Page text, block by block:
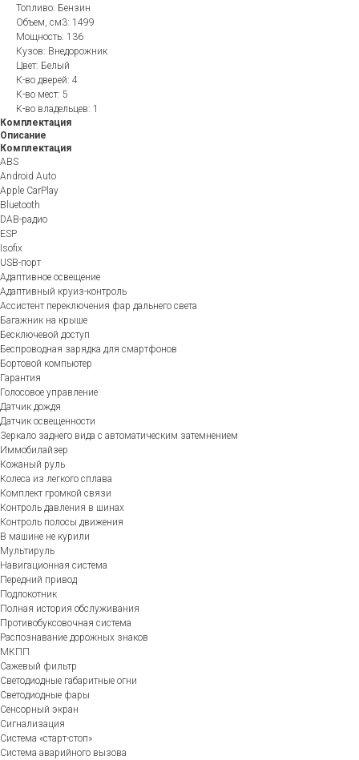
Топливо: Бензин
Объем, см3: 1499
Мощность: 136
Кузов: Внедорожник
Цвет: Белый
К-во дверей: 4
К-во мест: 5
К-во владельцев: 1
Комплектация
Описание
Комплектация
ABS
Android Auto
Apple CarPlay
Bluetooth
DAB-радио
ESP
Isofix
USB-порт
Адаптивное освещение
Адаптивный круиз-контроль
Ассистент переключения фар дальнего света
Багажник на крыше
Бесключевой доступ
Беспроводная зарядка для смартфонов
Бортовой компьютер
Гарантия
Голосовое управление
Датчик дождя
Датчик освещенности
Зеркало заднего вида с автоматическим затемнением
Иммобилайзер
Кожаный руль
Колеса из легкого сплава
Комплект громкой связи
Контроль давления в шинах
Контроль полосы движения
В машине не курили
Мультируль
Навигационная система
Передний привод
Подлокотник
Полная история обслуживания
Противобуксовочная система
Распознавание дорожных знаков
МКПП
Сажевый фильтр
Светодиодные габаритные огни
Светодиодные фары
Сенсорный экран
Сигнализация
Система «старт-стоп»
Система аварийного вызова